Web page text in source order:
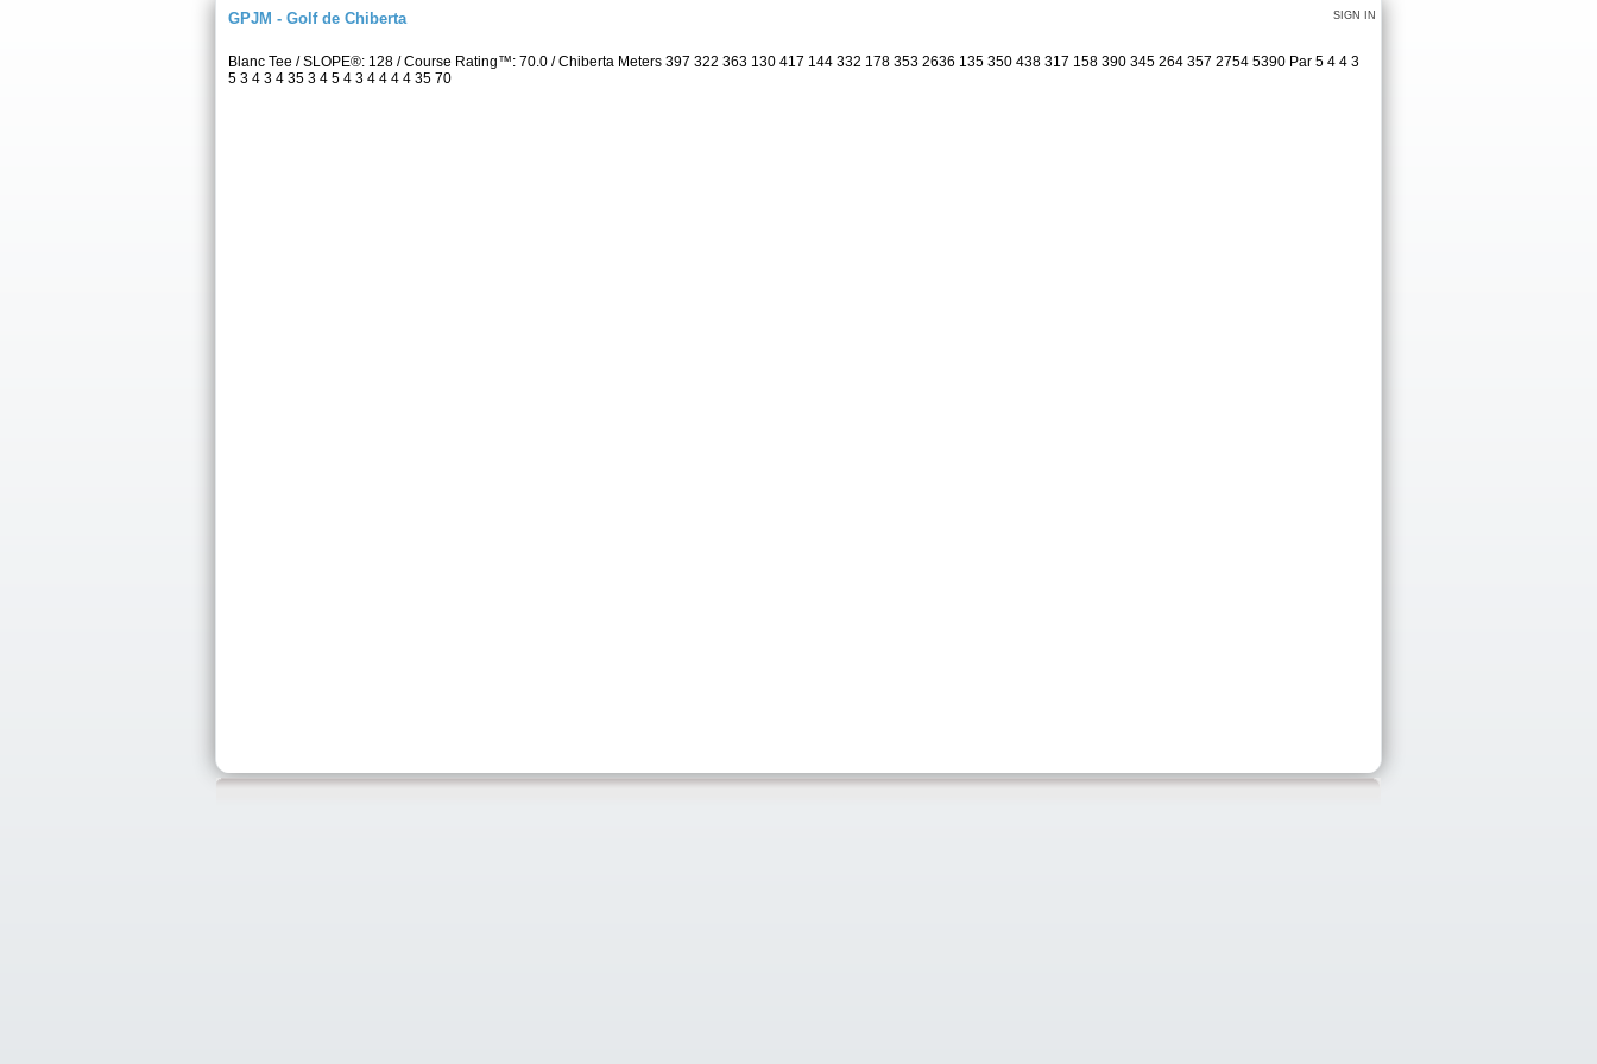
SIGN IN
GPJM - Golf de Chiberta
Blanc Tee / SLOPE®: 128 / Course Rating™: 70.0 / Chiberta Meters 397 322 363 130 417 144 332 178 353 2636 135 350 438 317 158 390 345 264 357 2754 5390 Par 5 4 4 3
5 3 4 3 4 35 3 4 5 4 3 4 4 4 4 35 70